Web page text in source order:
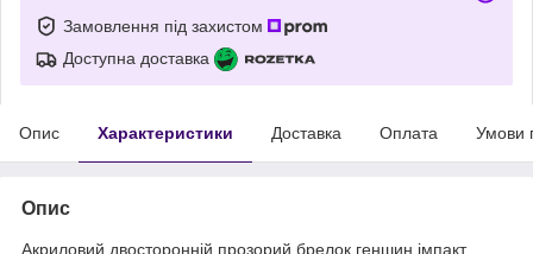
Замовлення під захистом
Доступна доставка
Опис Характеристики Доставка Оплата Умови
Опис
Акриловий двосторонній прозорий брелок геншин імпакт